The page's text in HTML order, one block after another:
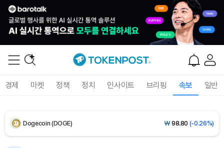
경제 마켓 정책 정치 인사이트 브리핑 속보 일반
XRP (XRP) ₩1,457(-0.29%)
Dogecoin (DOGE) ₩ 98.80 (-0.26%)